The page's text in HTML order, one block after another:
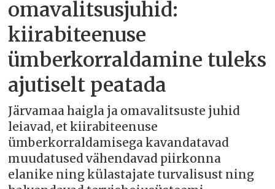
omavalitsusjuhid:
kiirabiteenuse
ümberkorraldamine tuleks
ajutiselt peatada
Järvamaa haigla ja omavalitsuste juhid
leiavad, et kiirabiteenuse
ümberkorraldamisega kavandatavad
muudatused vähendavad piirkonna
elanike ning külastajate turvalisust ning